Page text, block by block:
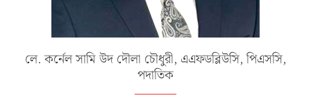
লে. কর্নেল সামি উদ দৌলা চৌধুরী, এএফডব্লিউসি, পিএসসি,
পদাতিক